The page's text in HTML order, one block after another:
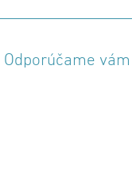
Odporúčame